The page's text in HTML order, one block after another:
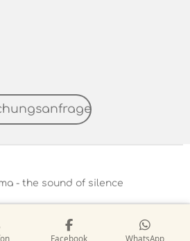
- the sound of silence
Facebook WhatsApp